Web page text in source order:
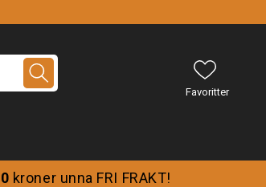
kroner unna FRI FRAKT!